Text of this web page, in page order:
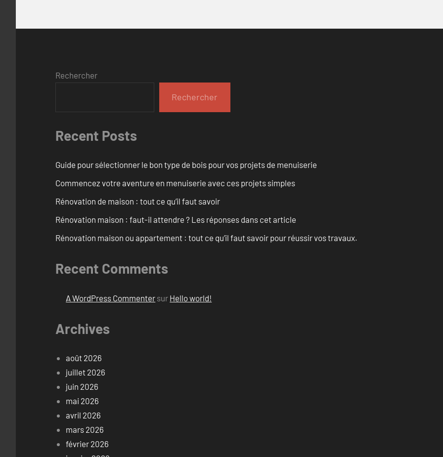
Rechercher
Rechercher
Recent Posts
Guide pour sélectionner le bon type de bois pour vos projets de menuiserie
Commencez votre aventure en menuiserie avec ces projets simples
Rénovation de maison : tout ce qu’il faut savoir
Rénovation maison : faut-il attendre ? Les réponses dans cet article
Rénovation maison ou appartement : tout ce qu’il faut savoir pour réussir vos travaux.
Recent Comments
A WordPress Commenter sur Hello world!
Archives
août 2026
juillet 2026
juin 2026
mai 2026
avril 2026
mars 2026
février 2026